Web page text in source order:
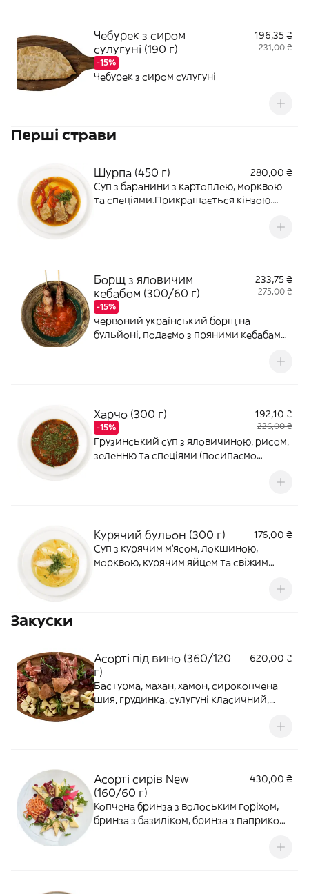
Чебурек з сиром
сулугуні (190 г)
-15%
196,35 ₴
231,00 ₴
Чебурек з сиром сулугуні
Перші страви
Шурпа (450 г)
280,00 ₴
Суп з баранини з картоплею, морквою
та спеціями.Прикрашається кінзою.
Борщ з яловичим
кебабом (300/60 г)
-15%
233,75 ₴
275,00 ₴
червоний український борщ на
бульйоні, подаємо з пряними кебабами
Харчо (300 г)
-15%
192,10 ₴
226,00 ₴
Грузинський суп з яловичиною, рисом,
зеленню та спеціями (посипаємо
Курячий бульон (300 г)
176,00 ₴
Суп з курячим м'ясом, локшиною,
морквою, курячим яйцем та свіжим
Закуски
Асорті під вино (360/120
г)
620,00 ₴
Бастурма, махан, хамон, сирокопчена
шия, грудинка, сулугуні класичний,
Асорті сирів New
(160/60 г)
430,00 ₴
Копчена бринза з волоським горіхом,
бринза з базиліком, бринза з паприкою,
качокавало, сулугуні з пажитником та